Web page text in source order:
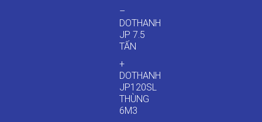
–
DOTHANH
JP 7.5
TẤN
+
DOTHANH
JP120SL
THÙNG
6M3